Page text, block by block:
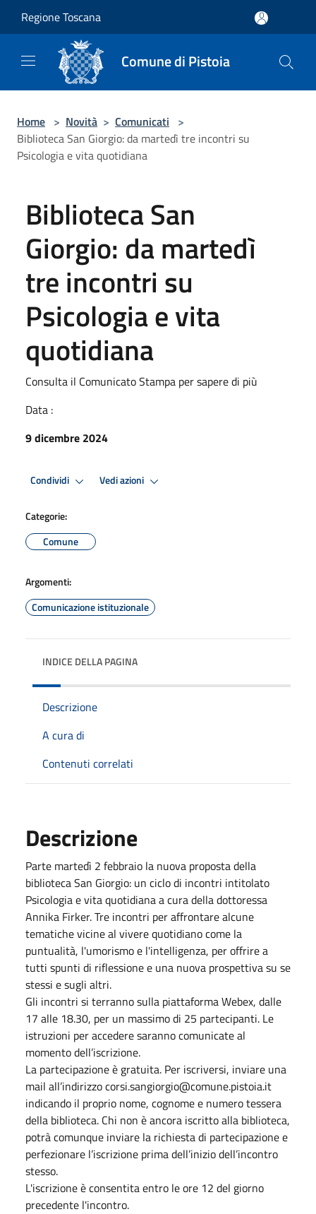
Regione Toscana
Comune di Pistoia
Home > Novità > Comunicati >
Biblioteca San Giorgio: da martedì tre incontri su
Psicologia e vita quotidiana
Biblioteca San
Giorgio: da martedì
tre incontri su
Psicologia e vita
quotidiana
Consulta il Comunicato Stampa per sapere di più
Data :
9 dicembre 2024
Condividi Vedi azioni
Categorie:
Comune
Argomenti:
Comunicazione istituzionale
INDICE DELLA PAGINA
Descrizione
A cura di
Contenuti correlati
Descrizione
Parte martedì 2 febbraio la nuova proposta della
biblioteca San Giorgio: un ciclo di incontri intitolato
Psicologia e vita quotidiana a cura della dottoressa
Annika Firker. Tre incontri per affrontare alcune
tematiche vicine al vivere quotidiano come la
puntualità, l'umorismo e l'intelligenza, per offrire a
tutti spunti di riflessione e una nuova prospettiva su se
stessi e sugli altri.
Gli incontri si terranno sulla piattaforma Webex, dalle
17 alle 18.30, per un massimo di 25 partecipanti. Le
istruzioni per accedere saranno comunicate al
momento dell’iscrizione.
La partecipazione è gratuita. Per iscriversi, inviare una
mail all’indirizzo corsi.sangiorgio@comune.pistoia.it
indicando il proprio nome, cognome e numero tessera
della biblioteca. Chi non è ancora iscritto alla biblioteca,
potrà comunque inviare la richiesta di partecipazione e
perfezionare l’iscrizione prima dell’inizio dell’incontro
stesso.
L'iscrizione è consentita entro le ore 12 del giorno
precedente l'incontro.